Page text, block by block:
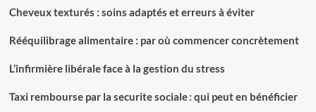
Cheveux texturés : soins adaptés et erreurs à éviter
Rééquilibrage alimentaire : par où commencer concrètement
L’infirmière libérale face à la gestion du stress
Taxi rembourse par la securite sociale : qui peut en bénéficier